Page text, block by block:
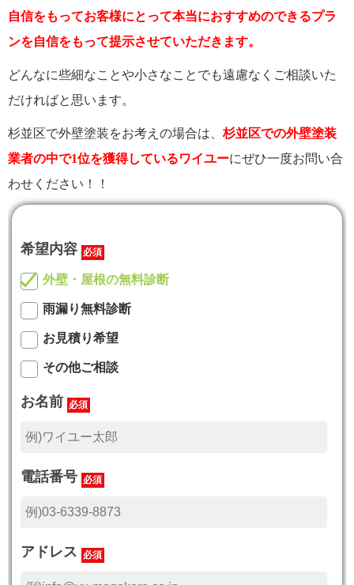
自信をもってお客様にとって本当におすすめのできるプラ
ンを自信をもって提示させていただきます。
どんなに些細なことや小さなことでも遠慮なくご相談いた
だければと思います。
杉並区で外壁塗装をお考えの場合は、 杉並区での外壁塗装
業者の中で1位を獲得しているワイユーにぜひ一度お問い合
わせください！！
希望内容 必須
外壁・屋根の無料診断
雨漏り無料診断
お見積り希望
その他ご相談
お名前 必須
電話番号 必須
アドレス 必須